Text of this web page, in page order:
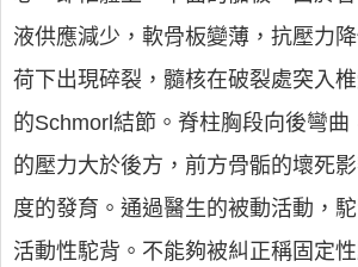
液供應減少，軟骨板變薄，抗壓力
荷下出現碎裂，髓核在破裂處突入
的Schmorl結節。脊柱胸段向後彎曲
的壓力大於後方，前方骨骺的壞死
度的發育。通過醫生的被動活動，
活動性駝背。不能夠被糾正稱固定